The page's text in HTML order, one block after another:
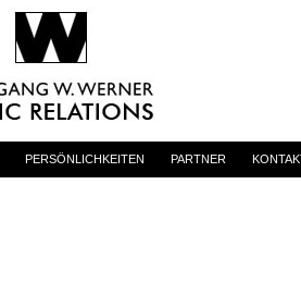
PERSÖNLICHKEITEN PARTNER